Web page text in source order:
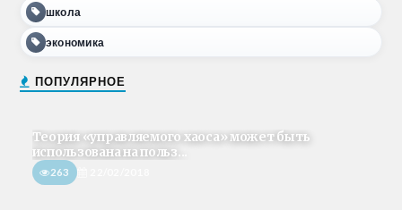
школа
экономика
ПОПУЛЯРНОЕ
Теория «управляемого хаоса» может быть
использована на польз...
263